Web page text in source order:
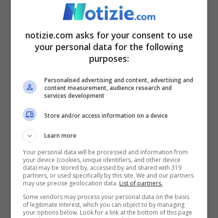
dollari. La demolizione di una parte dell’ala
est e la rimozione delle caratteristiche
d’epoca comporterà un ulteriore calo del
2,5 percento, riducendone il valore di altri
fortemente personalizzato e controverso
comporta in genere una perdita di circa il
4%, che equivale a un’ulteriore perdita di
valore di 23 milioni di dollari. Si ritiene che
un disordine eccessivo, come si vede
nelle
immagini pubblicate recentemente dello
notizie.com asks for your consent to use
your personal data for the following
purposes:
Personalised advertising and content, advertising and
content measurement, audience research and
services development
Store and/or access information on a device
Learn more
Your personal data will be processed and information from
your device (cookies, unique identifiers, and other device
data) may be stored by, accessed by and shared with 319
partners, or used specifically by this site. We and our partners
may use precise geolocation data. List of partners.
Some vendors may process your personal data on the basis
of legitimate interest, which you can object to by managing
your options below. Look for a link at the bottom of this page